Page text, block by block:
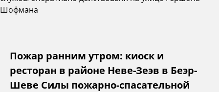
Пожар ранним утром: киоск и
ресторан в районе Неве-Зеэв в Беэр-
Шеве Силы пожарно-спасательной